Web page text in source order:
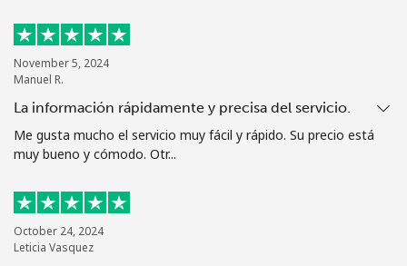
November 5, 2024
Manuel R.
La información rápidamente y precisa del servicio.
Me gusta mucho el servicio muy fácil y rápido. Su precio está
muy bueno y cómodo. Otr...
October 24, 2024
Leticia Vasquez